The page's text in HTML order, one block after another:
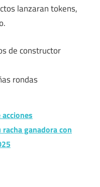
lanzaran tokens,
de constructor
rondas
ganadora con